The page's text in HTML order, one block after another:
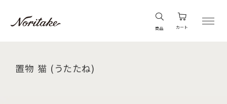
商品 カート
置物 猫 (うたたね)